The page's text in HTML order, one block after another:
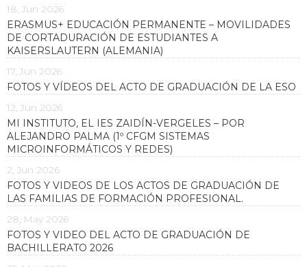
18, Jun 2026
ERASMUS+ EDUCACIÓN PERMANENTE – MOVILIDADES
DE CORTADURACIÓN DE ESTUDIANTES A
KAISERSLAUTERN (ALEMANIA)
17, Jun 2026
FOTOS Y VÍDEOS DEL ACTO DE GRADUACIÓN DE LA ESO
12, Jun 2026
MI INSTITUTO, EL IES ZAIDÍN-VERGELES – POR
ALEJANDRO PALMA (1º CFGM SISTEMAS
MICROINFORMÁTICOS Y REDES)
2, Jun 2026
FOTOS Y VIDEOS DE LOS ACTOS DE GRADUACIÓN DE
LAS FAMILIAS DE FORMACIÓN PROFESIONAL.
28, May 2026
FOTOS Y VIDEO DEL ACTO DE GRADUACIÓN DE
BACHILLERATO 2026